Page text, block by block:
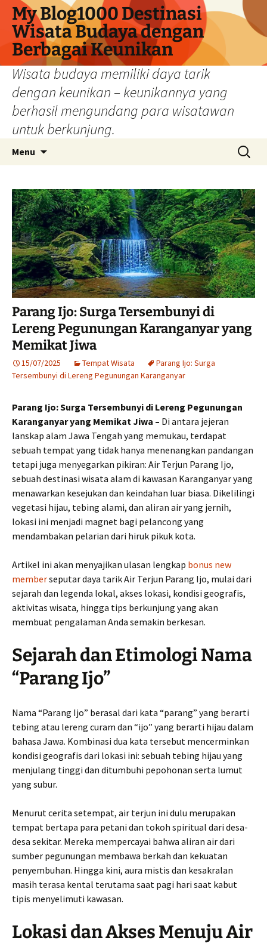
My Blog1000 Destinasi
Wisata Budaya dengan
Berbagai Keunikan
Wisata budaya memiliki daya tarik
dengan keunikan – keunikannya yang
berhasil mengundang para wisatawan
untuk berkunjung.
Menu
Cari
untuk:
Parang Ijo: Surga Tersembunyi di
Lereng Pegunungan Karanganyar yang
Memikat Jiwa
15/07/2025 Tempat Wisata
Parang Ijo: Surga
Tersembunyi di Lereng Pegunungan Karanganyar
Parang Ijo: Surga Tersembunyi di Lereng Pegunungan
Karanganyar yang Memikat Jiwa – Di antara jejeran
lanskap alam Jawa Tengah yang memukau, terdapat
sebuah tempat yang tidak hanya menenangkan pandangan
tetapi juga menyegarkan pikiran: Air Terjun Parang Ijo,
sebuah destinasi wisata alam di kawasan Karanganyar yang
menawarkan kesejukan dan keindahan luar biasa. Dikelilingi
vegetasi hijau, tebing alami, dan aliran air yang jernih,
lokasi ini menjadi magnet bagi pelancong yang
mendambakan pelarian dari hiruk pikuk kota.
Artikel ini akan menyajikan ulasan lengkap bonus new
memberseputar daya tarik Air Terjun Parang Ijo, mulai dari
sejarah dan legenda lokal, akses lokasi, kondisi geografis,
aktivitas wisata, hingga tips berkunjung yang akan
membuat pengalaman Anda semakin berkesan.
Sejarah dan Etimologi Nama
“Parang Ijo”
Nama “Parang Ijo” berasal dari kata “parang” yang berarti
tebing atau lereng curam dan “ijo” yang berarti hijau dalam
bahasa Jawa. Kombinasi dua kata tersebut mencerminkan
kondisi geografis dari lokasi ini: sebuah tebing hijau yang
menjulang tinggi dan ditumbuhi pepohonan serta lumut
yang subur.
Menurut cerita setempat, air terjun ini dulu merupakan
tempat bertapa para petani dan tokoh spiritual dari desa-
desa sekitar. Mereka mempercayai bahwa aliran air dari
sumber pegunungan membawa berkah dan kekuatan
penyembuhan. Hingga kini, aura mistis dan kesakralan
masih terasa kental terutama saat pagi hari saat kabut
tipis menyelimuti kawasan.
Lokasi dan Akses Menuju Air